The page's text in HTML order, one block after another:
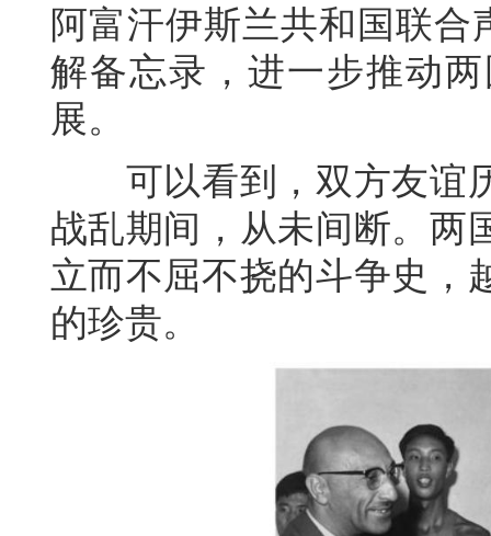
阿富汗伊斯兰共和国联合
解备忘录，进一步推动
展。
可以看到，双方友谊历
战乱期间，从未间断。两
立而不屈不挠的斗争史，
的珍贵。